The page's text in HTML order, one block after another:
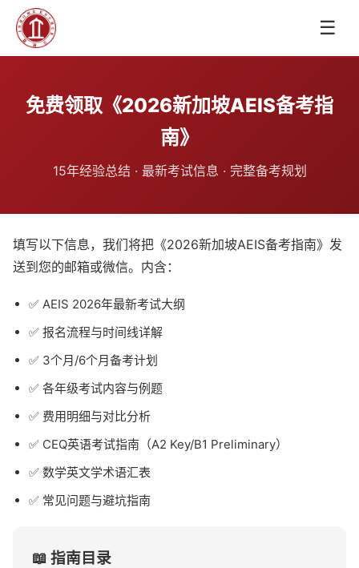
☰
免费领取《2026新加坡AEIS备考指
南》
15年经验总结 · 最新考试信息 · 完整备考规划
填写以下信息，我们将把《2026新加坡AEIS备考指南》发
送到您的邮箱或微信。内含：
✅ AEIS 2026年最新考试大纲
✅ 报名流程与时间线详解
✅ 3个月/6个月备考计划
✅ 各年级考试内容与例题
✅ 费用明细与对比分析
✅ CEQ英语考试指南（A2 Key/B1 Preliminary）
✅ 数学英文学术语汇表
✅ 常见问题与避坑指南
📖 指南目录